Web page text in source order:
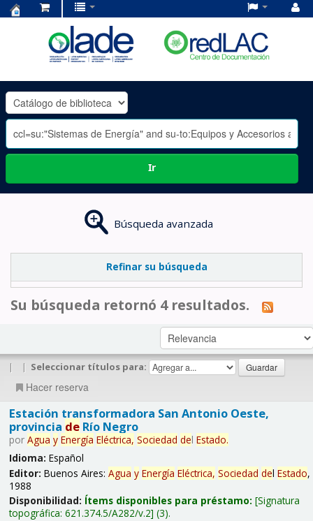
OLADE
-
Ir
Búsqueda avanzada
Refinar su búsqueda
Su búsqueda retornó 4 resultados.
| | Seleccionar títulos para:
Hacer reserva
Estación transformadora San Antonio Oeste,
provincia deRío Negro
por Agua y Energía Eléctrica, Sociedad del Estado.
Idioma: Español
Editor: Buenos Aires: Agua y Energía Eléctrica, Sociedad del Estado,
1988
Disponibilidad: Ítems disponibles para préstamo: Signatura
topográfica: 621.374.5/A282/v.2 (3).